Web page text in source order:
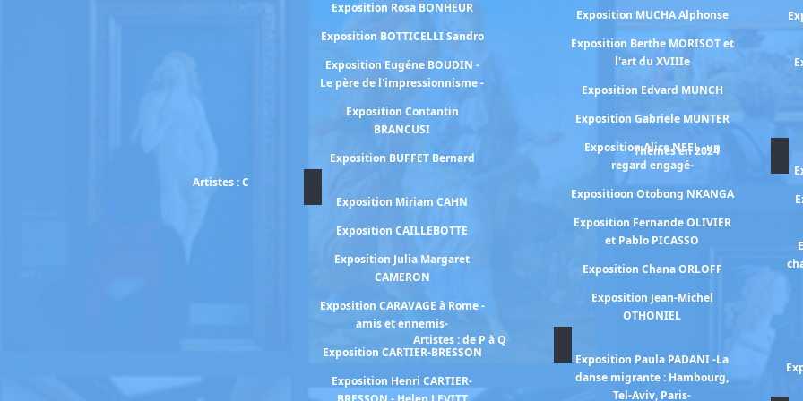
Exposition Rosa BONHEUR
Exposition BOTTICELLI Sandro
Exposition Eugéne BOUDIN -
Le père de l'impressionnisme -
Exposition Contantin
BRANCUSI
Exposition BUFFET Bernard
Artistes : C
Exposition Miriam CAHN
Exposition CAILLEBOTTE
Exposition Julia Margaret
CAMERON
Exposition CARAVAGE à Rome -
amis et ennemis-
Exposition CARTIER-BRESSON
Exposition Henri CARTIER-
Exposition MUCHA Alphonse
Exposition Berthe MORISOT et
l'art du XVIIIe
Exposition Edvard MUNCH
Exposition Gabriele MUNTER
Exposition Alice NEEL -un
regard engagé-
Expositioon Otobong NKANGA
Exposition Fernande OLIVIER
et Pablo PICASSO
Exposition Chana ORLOFF
Exposition Jean-Michel
OTHONIEL
Artistes : de P à Q
Exposition Paula PADANI -La
danse migrante : Hambourg,
Tel-Aviv, Paris-
Thèmes en 2024